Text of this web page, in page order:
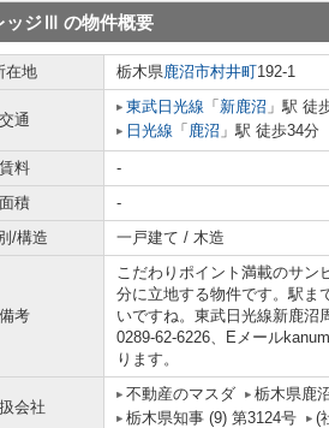
ッジⅢ の物件概要
在地 栃木県鹿沼市村井町192-1
交通
東武日光線 「 新鹿沼 」駅 徒
日光線 「 鹿沼 」駅 徒歩34分
賃料 -
面積
-
/構造
一戸建て / 木造
備考
こだわりポイント満載のサ
分に立地する物件です。駅ま
いですね。東武日光線新鹿沼
0289-62-6226、Eメール
ります。
会社
不動産のマスダ 栃木県鹿
栃木県知事 (9) 第3124号
(